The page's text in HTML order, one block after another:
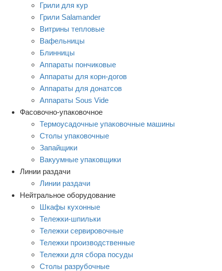
Грили для кур
Грили Salamander
Витрины тепловые
Вафельницы
Блинницы
Аппараты пончиковые
Аппараты для корн-догов
Аппараты для донатсов
Аппараты Sous Vide
Фасовочно-упаковочное
Термоусадочные упаковочные машины
Столы упаковочные
Запайщики
Вакуумные упаковщики
Линии раздачи
Линии раздачи
Нейтральное оборудование
Шкафы кухонные
Тележки-шпильки
Тележки сервировочные
Тележки производственные
Тележки для сбора посуды
Столы разрубочные